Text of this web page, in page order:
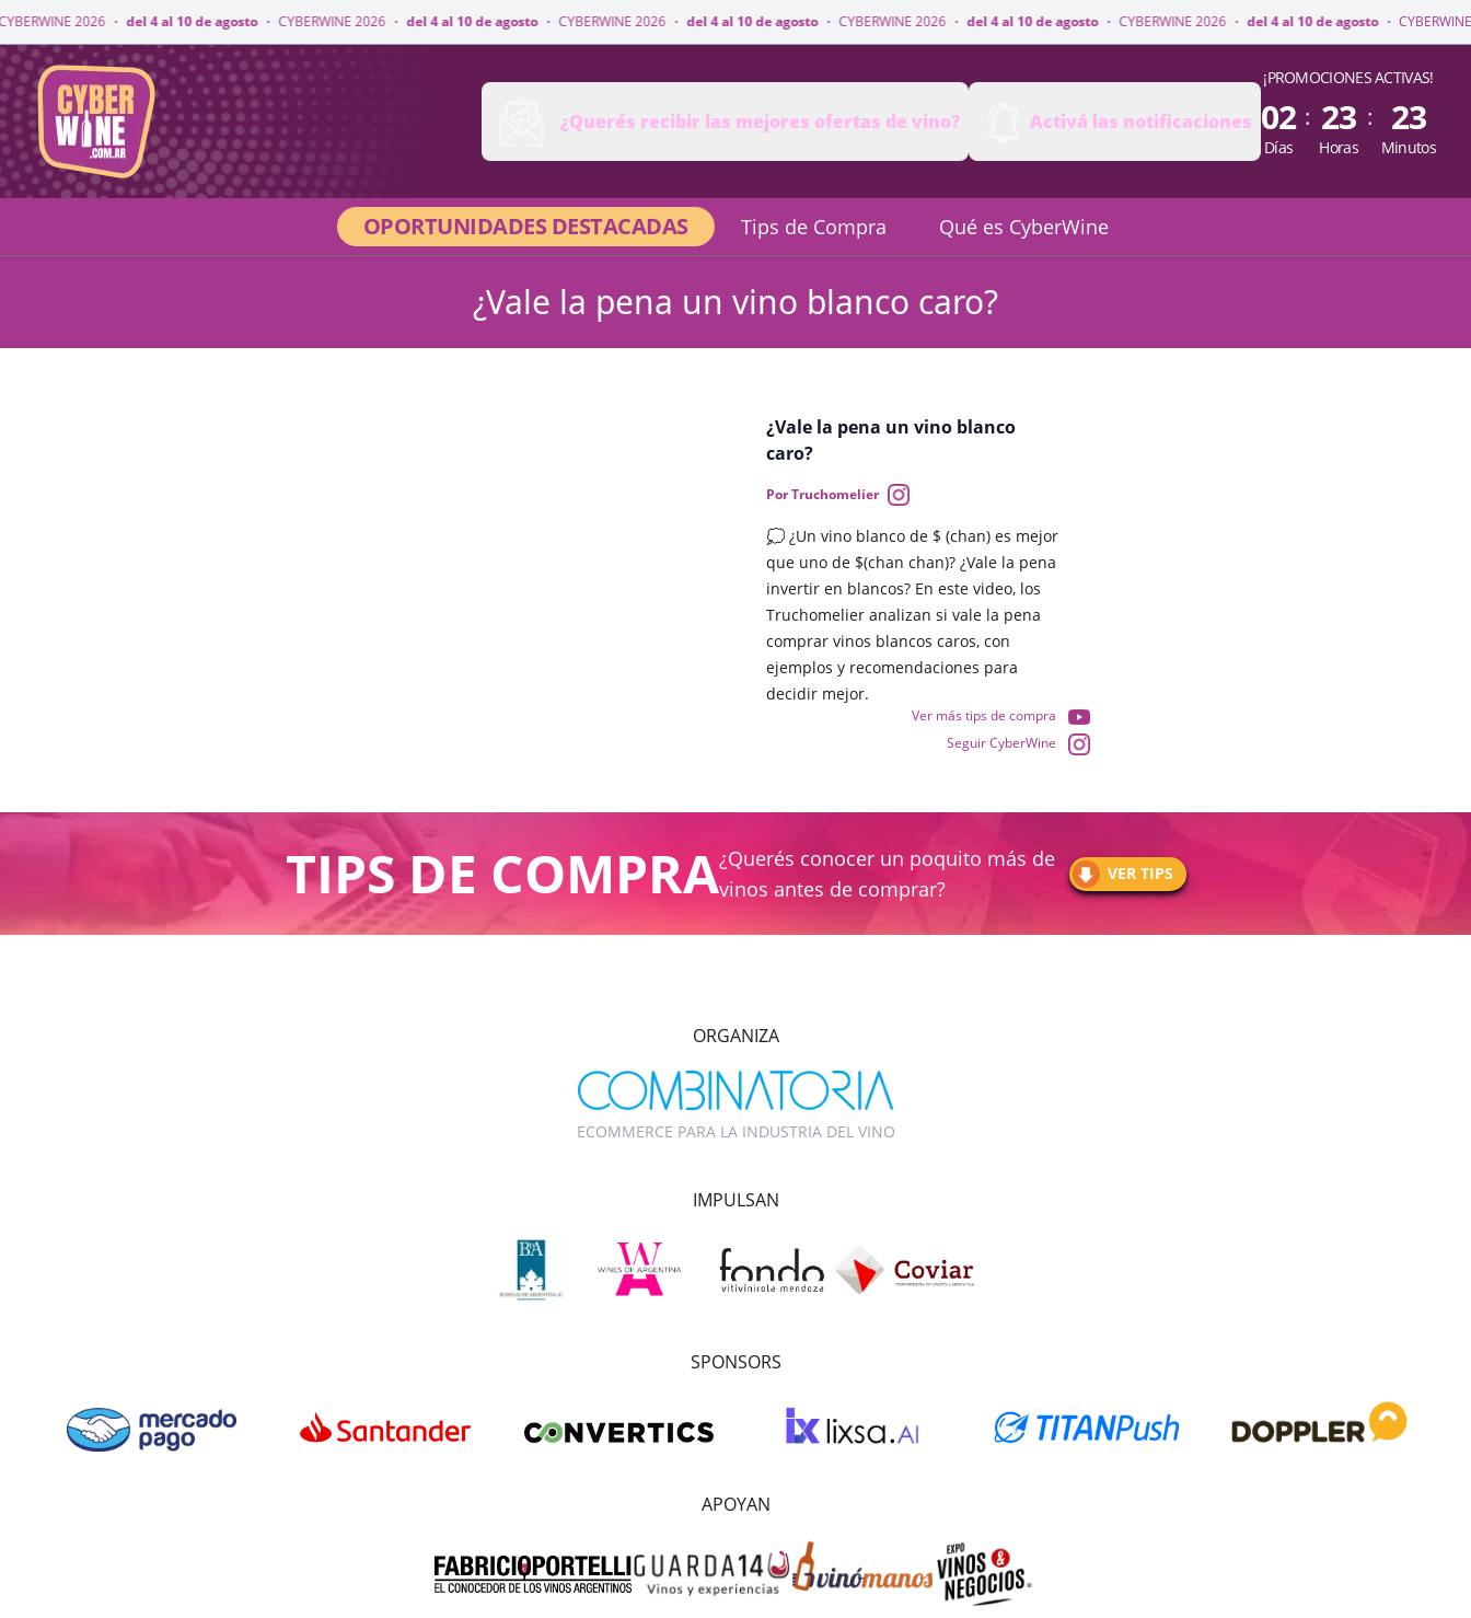
2026 · del 4 al 10 de agosto · CYBERWINE 2026 · del 4 al 10 de agosto · CYBERWINE 2026 · del 4 al 10 de agosto · CYBERWINE 2026 · del 4 al 10 de agosto · CYBERWINE 2026 · del 4 al 10 de agosto · CYBERWINE
CyberWine
¿Querés recibir las mejores ofertas de vino?
Activá las notificaciones
¡PROMOCIONES ACTIVAS!
02
Días
: 23
Horas
: 23
Minutos
OPORTUNIDADES DESTACADAS Tips de Compra Qué es CyberWine
¿Vale la pena un vino blanco caro?
¿Vale la pena un vino blanco
caro?
Por Truchomelier
💭 ¿Un vino blanco de $ (chan) es mejor
que uno de $(chan chan)? ¿Vale la pena
invertir en blancos? En este video, los
Truchomelier analizan si vale la pena
comprar vinos blancos caros, con
ejemplos y recomendaciones para
decidir mejor.
Ver más tips de compra
Seguir CyberWine
TIPS DE COMPRA¿Querés conocer un poquito más de
vinos antes de comprar?
VER TIPS
ORGANIZA
ECOMMERCE PARA LA INDUSTRIA DEL VINO
IMPULSAN
SPONSORS
APOYAN